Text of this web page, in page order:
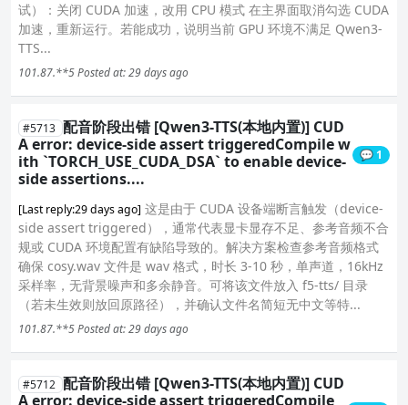
试）：关闭 CUDA 加速，改用 CPU 模式 在主界面取消勾选 CUDA
加速，重新运行。若能成功，说明当前 GPU 环境不满足 Qwen3-
TTS...
101.87.**5Posted at: 29 days ago
#5713 配音阶段出错 [Qwen3-TTS(本地内置)] CUD
A error: device-side assert triggeredCompile w
ith `TORCH_USE_CUDA_DSA` to enable device-
side assertions....
💬 1
[Last reply:29 days ago] 这是由于 CUDA 设备端断言触发（device-
side assert triggered），通常代表显卡显存不足、参考音频不合
规或 CUDA 环境配置有缺陷导致的。解决方案检查参考音频格式
确保 cosy.wav 文件是 wav 格式，时长 3-10 秒，单声道，16kHz
采样率，无背景噪声和多余静音。可将该文件放入 f5-tts/ 目录
（若未生效则放回原路径），并确认文件名简短无中文等特...
101.87.**5Posted at: 29 days ago
#5712 配音阶段出错 [Qwen3-TTS(本地内置)] CUD
A error: device-side assert triggeredCompile